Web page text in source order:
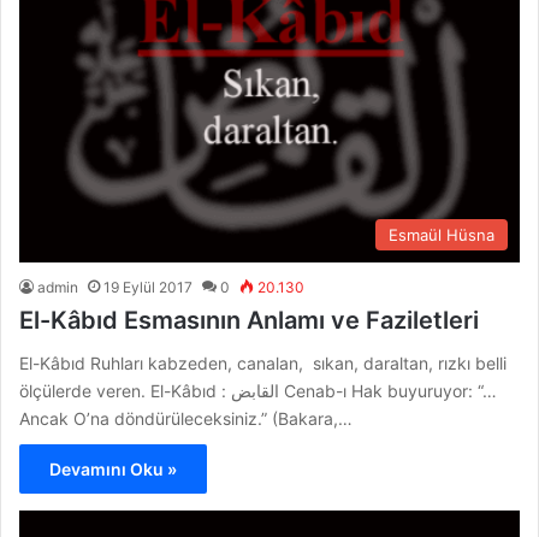
Esmaül Hüsna
admin 19 Eylül 2017 0 20.130
El-Kâbıd Esmasının Anlamı ve Faziletleri
El-Kâbıd Ruhları kabzeden, canalan, sıkan, daraltan, rızkı belli
ölçülerde veren. El-Kâbıd : القابض Cenab-ı Hak buyuruyor: “…
Ancak O’na döndürüleceksiniz.” (Bakara,…
Devamını Oku »